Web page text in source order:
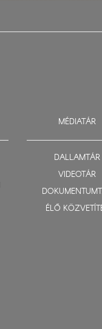
MÉDIATÁR
DALLAMTÁR
VIDEOTÁR
ÉLŐ